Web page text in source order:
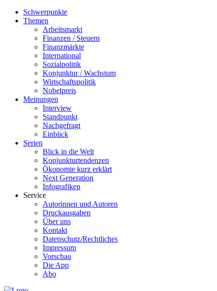
Schwerpunkte
Themen
Arbeitsmarkt
Finanzen / Steuern
Finanzmärkte
International
Sozialpolitik
Konjunktur / Wachstum
Wirtschaftspolitik
Nobelpreis
Meinungen
Interview
Standpunkt
Nachgefragt
Einblick
Serien
Blick in die Welt
Konjunkturtendenzen
Ökonomie kurz erklärt
Next Generation
Infografiken
Service
Autorinnen und Autoren
Druckausgaben
Über uns
Kontakt
Datenschutz/Rechtliches
Impressum
Vorschau
Die App
Abo